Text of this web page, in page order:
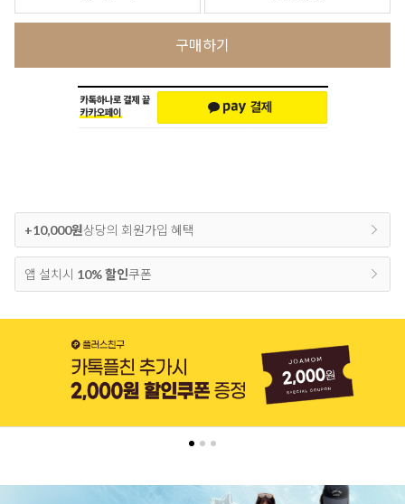
구매하기
+10,000원상당의 회원가입 혜택
앱 설치시 10% 할인쿠폰